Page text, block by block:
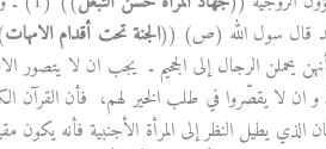
لقد قال سول الله (ص) ((الجنة تحت أقدام الامهات
يحملن الرجال إلى الجحيم ـ يجب ان لا يتصور
و ان لا يقصّروا في طلب الخير لهم، فأن القرآن
الاختلاف و ليمنعوا وقوع الطلاق((2ـ الأنسان الذي يطيل النظر إلى المرأة